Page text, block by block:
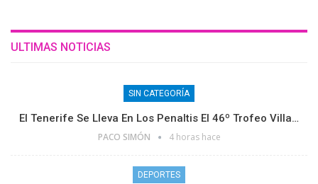
ULTIMAS NOTICIAS
SIN CATEGORÍA
El Tenerife Se Lleva En Los Penaltis El 46º Trofeo Villa…
PACO SIMÓN 4 horas hace
DEPORTES